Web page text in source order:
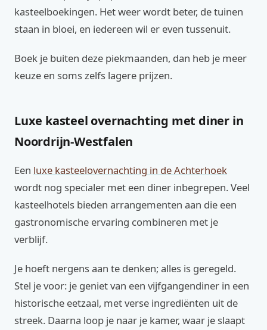
kasteelboekingen. Het weer wordt beter, de tuinen
staan in bloei, en iedereen wil er even tussenuit.
Boek je buiten deze piekmaanden, dan heb je meer
keuze en soms zelfs lagere prijzen.
Luxe kasteel overnachting met diner in
Noordrijn-Westfalen
Een luxe kasteelovernachting in de Achterhoek
wordt nog specialer met een diner inbegrepen. Veel
kasteelhotels bieden arrangementen aan die een
gastronomische ervaring combineren met je
verblijf.
Je hoeft nergens aan te denken; alles is geregeld.
Stel je voor: je geniet van een vijfgangendiner in een
historische eetzaal, met verse ingrediënten uit de
streek. Daarna loop je naar je kamer, waar je slaapt